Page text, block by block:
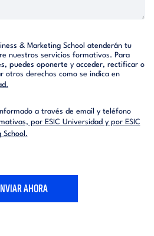
& Marketing School atenderán tu
nuestros servicios formativos. Para
puedes oponerte y acceder, rectificar o
otros derechos como se indica en
a través de email y teléfono
por ESIC Universidad y por ESIC
School.
AHORA